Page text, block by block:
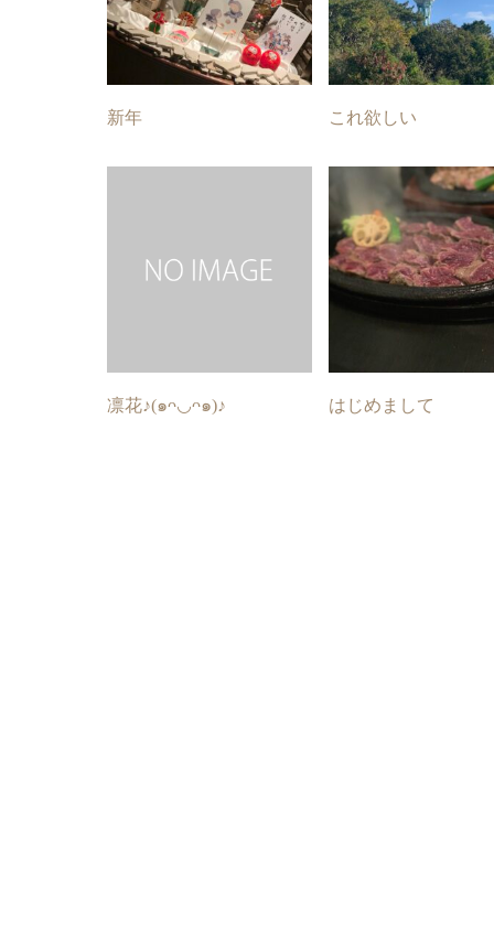
新年 これ欲しい
凛花♪(๑ᴖ◡ᴖ๑)♪ はじめまして